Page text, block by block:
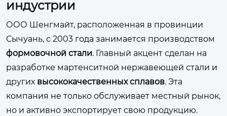
индустрии
ООО Шенгмайт, расположенная в провинции
Сычуань, с 2003 года занимается производством
формовочной стали. Главный акцент сделан на
разработке мартенситной нержавеющей стали и
других высококачественных сплавов. Эта
компания не только обслуживает местный рынок,
но и активно экспортирует свою продукцию.